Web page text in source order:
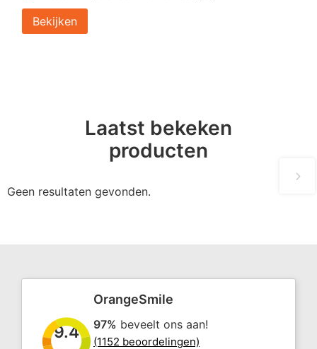
Bekijken
Laatst bekeken
producten
Geen resultaten gevonden.
9.4
OrangeSmile
97% beveelt ons aan!
(1152 beoordelingen)